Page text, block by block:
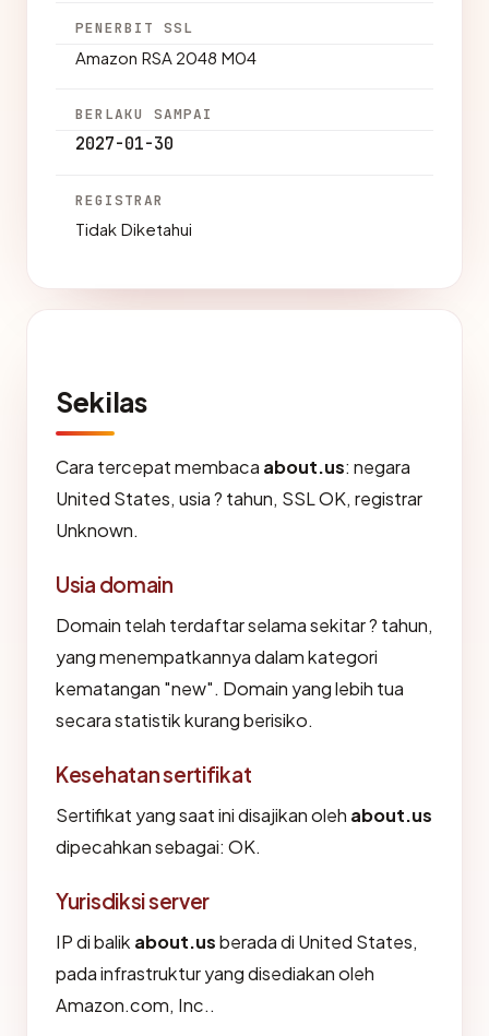
PENERBIT SSL
Amazon RSA 2048 M04
BERLAKU SAMPAI
2027-01-30
REGISTRAR
Tidak Diketahui
Sekilas
Cara tercepat membaca about.us: negara
United States, usia ? tahun, SSL OK, registrar
Unknown.
Usia domain
Domain telah terdaftar selama sekitar ? tahun,
yang menempatkannya dalam kategori
kematangan "new". Domain yang lebih tua
secara statistik kurang berisiko.
Kesehatan sertifikat
Sertifikat yang saat ini disajikan oleh about.us
dipecahkan sebagai: OK.
Yurisdiksi server
IP di balik about.usberada di United States,
pada infrastruktur yang disediakan oleh
Amazon.com, Inc..